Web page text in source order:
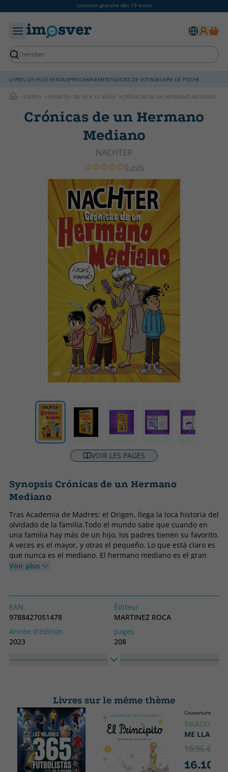
Livraison gratuite dès 19 euros
LIVRES LES PLUS VENDUSPROCHAINEMENTGUIDES DE VOYAGELIVRE DE POCHE
LIBROS INFANTIL: DE 10 A 12 AÑOS CRÓNICAS DE UN HERMANO MEDIANO
Crónicas de un Hermano
Mediano
NACHTER
0 avis
VOIR LES PAGES
Synopsis Crónicas de un Hermano
Mediano
Tras Academia de Madres: el Origen, llega la loca historia del
olvidado de la familia.Todo el mundo sabe que cuando en
una familia hay más de un hijo, los padres tienen su favorito.
A veces es el mayor, y otras el pequeño. Lo que está claro es
que nunca es el mediano. El hermano mediano es el gran
olvidado, el ignorado, al que nunca nadie tiene en cuenta.
desventuras del hermano mediano más famoso del mundo.
Voir plus
EAN
9788427051478
Éditeur
MARTINEZ ROCA
Année d'édition
2023
pages
208
langage
150
Livres sur le même thème
Couverture rigide
TIRADO,
ME LLAMO
16.95 €
16.10 €